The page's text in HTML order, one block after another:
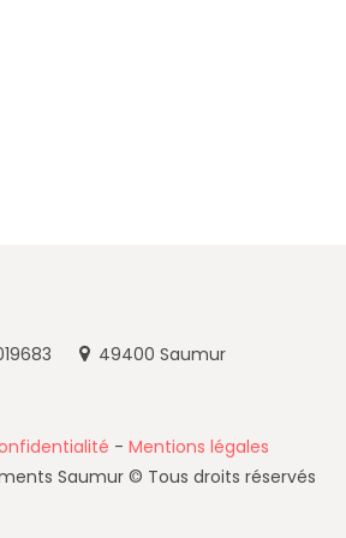
49400 Saumur
- Mentions légales
Saumur © Tous droits réservés